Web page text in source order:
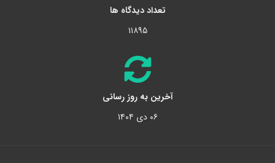
تعداد دیدگاه ها
۱۱۸۹۵
آخرین به روز رسانی
۰۶ دی ۱۴۰۴